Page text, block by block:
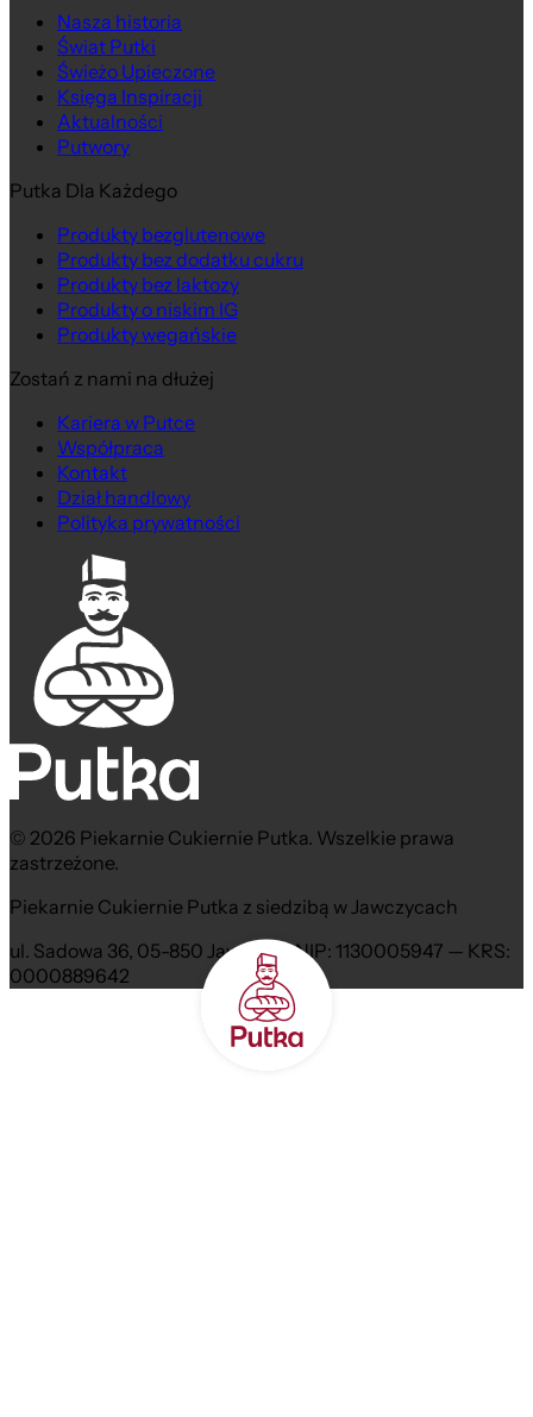
Nasza historia
Świat Putki
Świeżo Upieczone
Księga Inspiracji
Aktualności
Putwory
Putka Dla Każdego
Produkty bezglutenowe
Produkty bez dodatku cukru
Produkty bez laktozy
Produkty o niskim IG
Produkty wegańskie
Zostań z nami na dłużej
Kariera w Putce
Współpraca
Kontakt
Dział handlowy
Polityka prywatności
© 2026 Piekarnie Cukiernie Putka. Wszelkie prawa
zastrzeżone.
Piekarnie Cukiernie Putka z siedzibą w Jawczycach
ul. Sadowa 36, 05-850 Jawczyce NIP: 1130005947 — KRS:
0000889642